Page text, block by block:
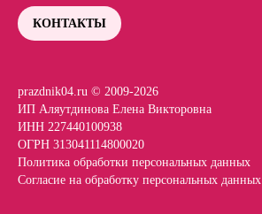
КОНТАКТЫ
prazdnik04.ru © 2009-2026
ИП Аляутдинова Елена Викторовна
ИНН 227440100938
ОГРН 313041114800020
Политика обработки персональных данных
Согласие на обработку персональных данных